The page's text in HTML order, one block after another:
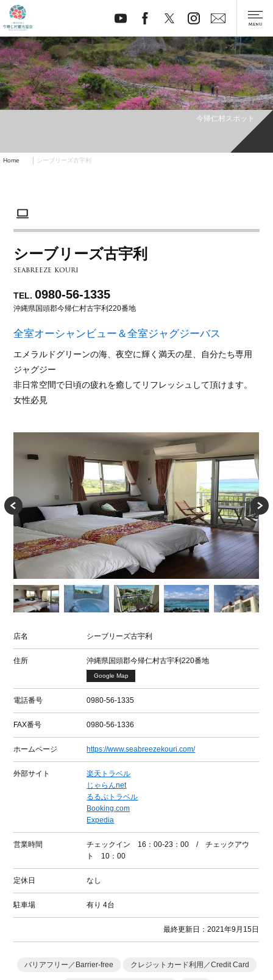
今帰仁村スポット
Home シーブリーズ古宇利
シーブリーズ古宇利
seabreeze kouri
TEL.0980-56-1335
沖縄県国頭郡今帰仁村古宇利220番地
全室オーシャンビュー＆全室ジャグジーバス
エメラルドグリーンの海、夜空に輝く満天の星、自分たち専用
ジャグジー
非日常空間で日頃の疲れを癒してリフレッシュして頂けます。
女性必見
店名 シーブリーズ古宇利
住所 沖縄県国頭郡今帰仁村古宇利220番地
Google Map
電話番号 0980-56-1335
FAX番号 0980-56-1336
ホームページ https://www.seabreezekouri.com/
外部サイト
楽天トラベル
じゃらんnet
るるぶトラベル
Booking.com
Expedia
営業時間
チェックイン 16：00-23：00 / チェックアウ
ト 10：00
定休日 なし
駐車場 有り4台
最終更新日：2021年9月15日
バリアフリー／Barrier-free クレジットカード利用／Credit Card